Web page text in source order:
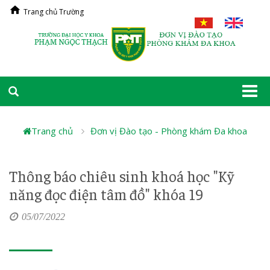
Trang chủ Trường
Trang chủ Đơn vị Đào tạo - Phòng khám Đa khoa
Thông báo chiêu sinh khoá học "Kỹ
năng đọc điện tâm đồ" khóa 19
05/07/2022